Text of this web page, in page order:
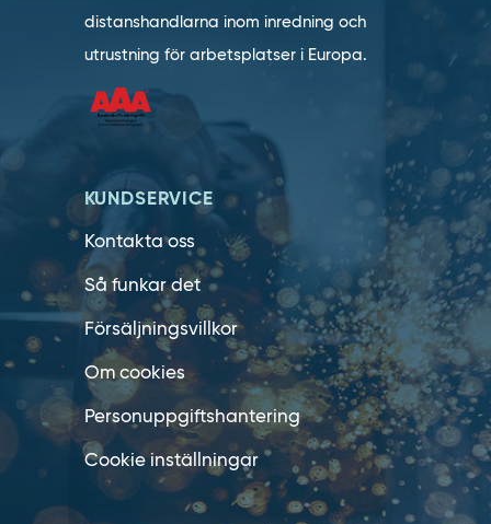
distanshandlarna inom inredning och
utrustning för arbetsplatser i Europa.
KUNDSERVICE
Kontakta oss
Så funkar det
Försäljningsvillkor
Om cookies
Personuppgiftshantering
Cookie inställningar